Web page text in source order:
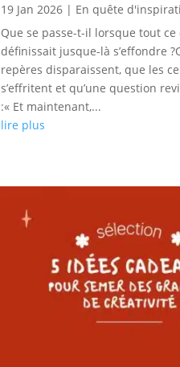
19 Jan 2026| En quête
Que se passe-t-il lorsque tout ce
définissait jusque-là s’effondre
repères disparaissent, que les
s’effritent et qu’une question
:« Et maintenant,...
lire plus